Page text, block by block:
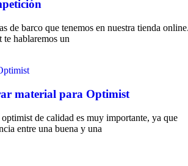
de barco que tenemos en nuestra tienda
te hablaremos un
material para Optimist
de calidad es muy importante, ya que
entre una buena y una